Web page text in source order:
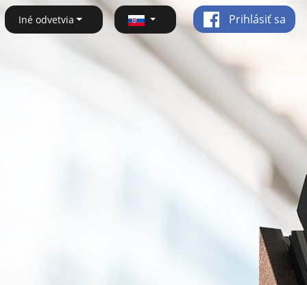
Iné odvetvia Prihlásiť sa